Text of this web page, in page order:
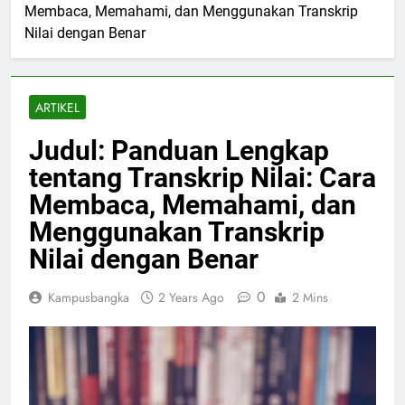
Membaca, Memahami, dan Menggunakan Transkrip
Nilai dengan Benar
ARTIKEL
Judul: Panduan Lengkap
tentang Transkrip Nilai: Cara
Membaca, Memahami, dan
Menggunakan Transkrip
Nilai dengan Benar
Kampusbangka 2 Years Ago 0 2 Mins